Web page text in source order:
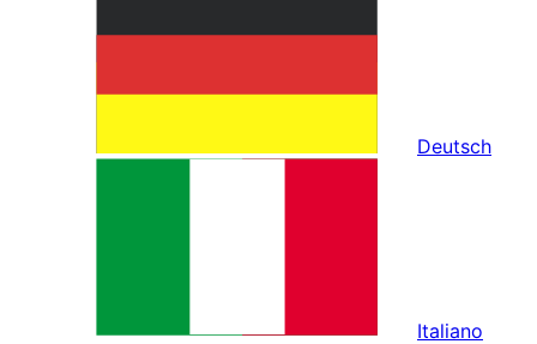
Deutsch
Italiano